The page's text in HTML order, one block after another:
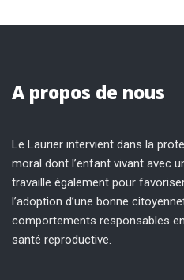
A propos de nous
Le Laurier intervient dans la
moral dont l’enfant vivant avec
travaille également pour
l’adoption d’une bonne
comportements responsables
santé reproductive.